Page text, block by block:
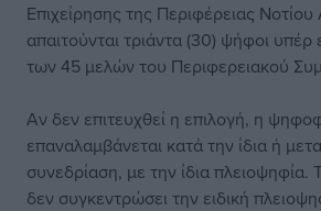
Επιχείρησης της Περιφέρειας Νοτίου
απαιτούνται τριάντα (30) ψήφοι
των 45 μελών του Περιφερειακού
Αν δεν επιτευχθεί η επιλογή, η
επαναλαμβάνεται κατά την ίδια ή
συνεδρίαση, με την ίδια
δεν συγκεντρώσει την ειδική